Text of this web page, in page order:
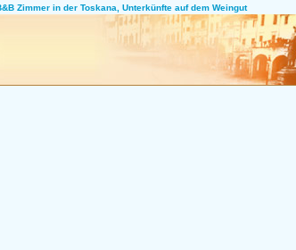
Zimmer in der Toskana, Unterkünfte auf dem Weingut